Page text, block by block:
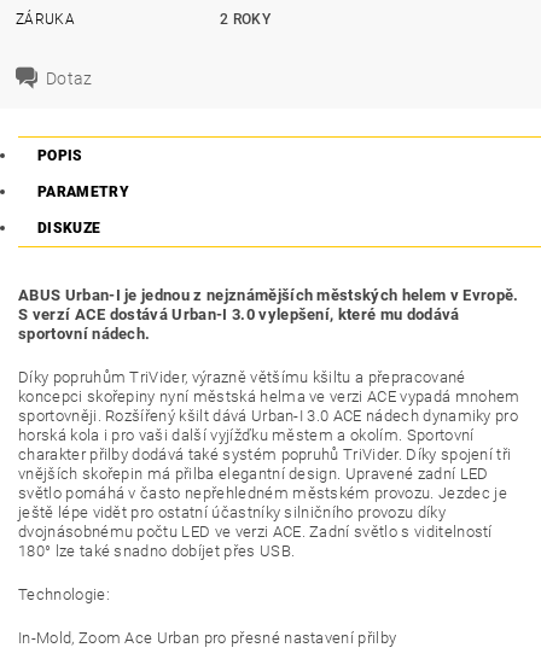
ZÁRUKA
2 ROKY
Dotaz
POPIS
PARAMETRY
DISKUZE
ABUS Urban-I je jednou z nejznámějších městských helem v Evropě.
S verzí ACE dostává Urban-I 3.0 vylepšení, které mu dodává
sportovní nádech.
Díky popruhům TriVider, výrazně většímu kšiltu a přepracované
koncepci skořepiny nyní městská helma ve verzi ACE vypadá mnohem
sportovněji. Rozšířený kšilt dává Urban-I 3.0 ACE nádech dynamiky pro
horská kola i pro vaši další vyjížďku městem a okolím. Sportovní
charakter přilby dodává také systém popruhů TriVider. Díky spojení tři
vnějších skořepin má přilba elegantní design. Upravené zadní LED
světlo pomáhá v často nepřehledném městském provozu. Jezdec je
ještě lépe vidět pro ostatní účastníky silničního provozu díky
dvojnásobnému počtu LED ve verzi ACE.Zadní světlo s viditelností
180° lze také snadno dobíjet přes USB.
Technologie:
In-Mold, Zoom Ace Urban pro přesné nastavení přilby